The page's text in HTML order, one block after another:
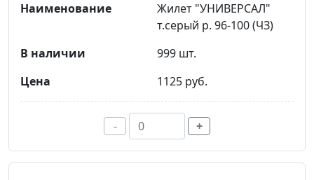
Жилет "УНИВЕРСАЛ"
т.серый р. 96-100 (ЧЗ)
999 шт.
1125 руб.
- +